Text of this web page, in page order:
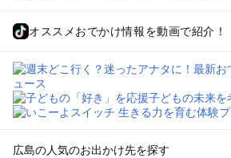
オススメおでかけ情報を動画で紹介！
広島の人気のお出かけ先を探す